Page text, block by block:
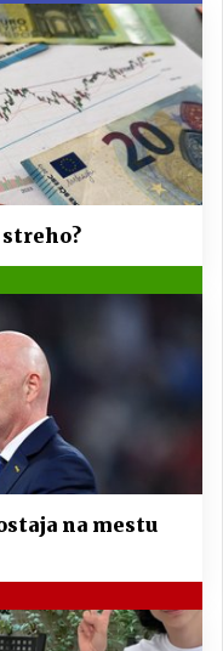
na mestu